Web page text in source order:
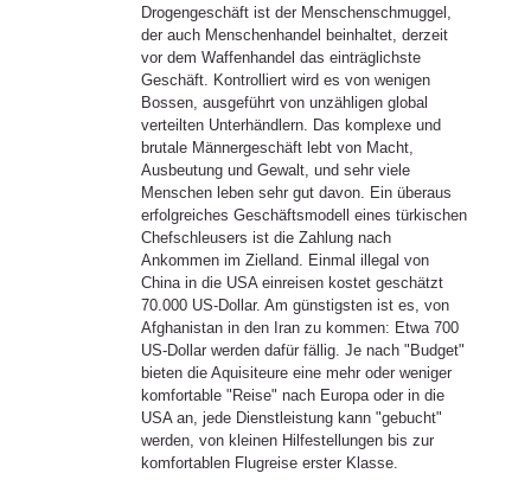
Drogengeschäft ist der Menschenschmuggel,
der auch Menschenhandel beinhaltet, derzeit
vor dem Waffenhandel das einträglichste
Geschäft. Kontrolliert wird es von wenigen
Bossen, ausgeführt von unzähligen global
verteilten Unterhändlern. Das komplexe und
brutale Männergeschäft lebt von Macht,
Ausbeutung und Gewalt, und sehr viele
Menschen leben sehr gut davon. Ein überaus
erfolgreiches Geschäftsmodell eines türkischen
Chefschleusers ist die Zahlung nach
Ankommen im Zielland. Einmal illegal von
China in die USA einreisen kostet geschätzt
70.000 US-Dollar. Am günstigsten ist es, von
Afghanistan in den Iran zu kommen: Etwa 700
US-Dollar werden dafür fällig. Je nach "Budget"
bieten die Aquisiteure eine mehr oder weniger
komfortable "Reise" nach Europa oder in die
USA an, jede Dienstleistung kann "gebucht"
werden, von kleinen Hilfestellungen bis zur
komfortablen Flugreise erster Klasse.